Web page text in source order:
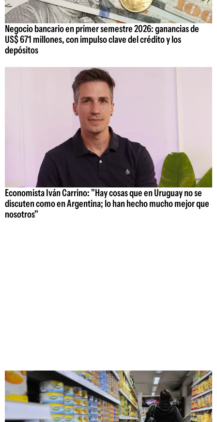
Negocio bancario en primer semestre 2026: ganancias de
US$ 671 millones, con impulso clave del crédito y los
depósitos
Economista Iván Carrino: "Hay cosas que en Uruguay no se
discuten como en Argentina; lo han hecho mucho mejor que
nosotros"